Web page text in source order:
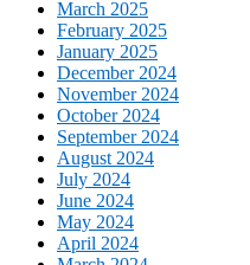
March 2025
February 2025
January 2025
December 2024
November 2024
October 2024
September 2024
August 2024
July 2024
June 2024
May 2024
April 2024